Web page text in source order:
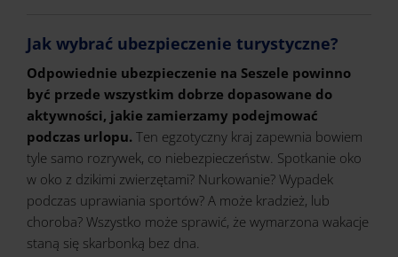
Jak wybrać ubezpieczenie turystyczne?
Odpowiednie ubezpieczenie na Seszele powinno
być przede wszystkim dobrze dopasowane do
aktywności, jakie zamierzamy podejmować
podczas urlopu. Ten egzotyczny kraj zapewnia bowiem
tyle samo rozrywek, co niebezpieczeństw. Spotkanie oko
w oko z dzikimi zwierzętami? Nurkowanie? Wypadek
podczas uprawiania sportów? A może kradzież, lub
choroba? Wszystko może sprawić, że wymarzona wakacje
staną się skarbonką bez dna.